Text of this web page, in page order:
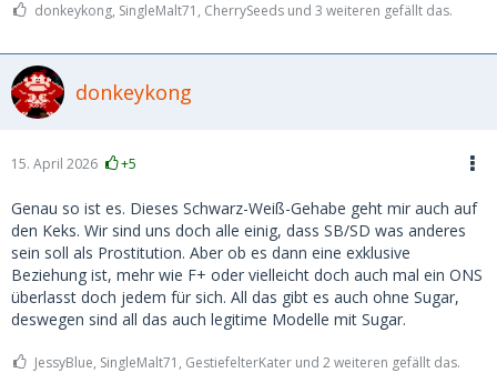
donkeykong, SingleMalt71, CherrySeeds und 3 weiteren gefällt das.
donkeykong
15. April 2026 +5
Genau so ist es. Dieses Schwarz-Weiß-Gehabe geht mir auch auf
den Keks. Wir sind uns doch alle einig, dass SB/SD was anderes
sein soll als Prostitution. Aber ob es dann eine exklusive
Beziehung ist, mehr wie F+ oder vielleicht doch auch mal ein ONS
überlasst doch jedem für sich. All das gibt es auch ohne Sugar,
deswegen sind all das auch legitime Modelle mit Sugar.
JessyBlue, SingleMalt71, GestiefelterKater und 2 weiteren gefällt das.